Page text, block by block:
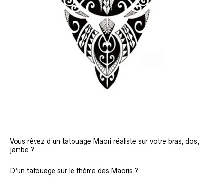
Vous rêvez d’un tatouage Maori réaliste sur votre bras, dos,
jambe ?
D’un tatouage sur le thème des Maoris ?